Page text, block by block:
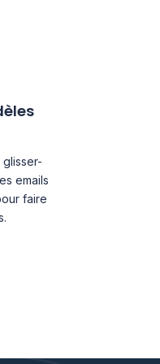
glisser-
emails
faire